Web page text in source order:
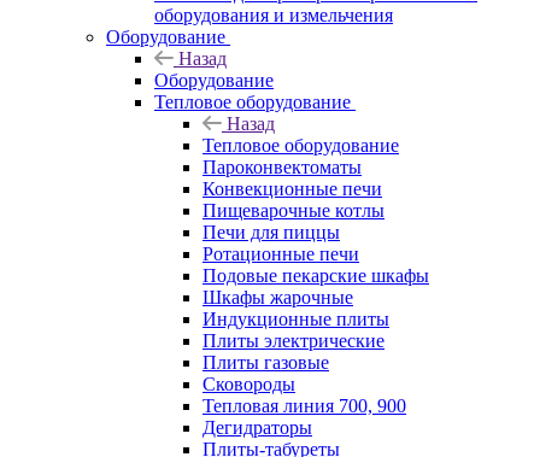
оборудования и измельчения
Оборудование
Назад
Оборудование
Тепловое оборудование
Назад
Тепловое оборудование
Пароконвектоматы
Конвекционные печи
Пищеварочные котлы
Печи для пиццы
Ротационные печи
Подовые пекарские шкафы
Шкафы жарочные
Индукционные плиты
Плиты электрические
Плиты газовые
Сковороды
Тепловая линия 700, 900
Дегидраторы
Плиты-табуреты